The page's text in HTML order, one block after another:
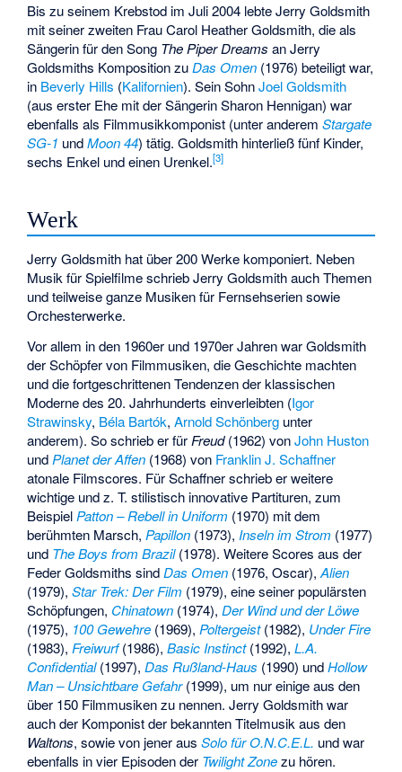
Bis zu seinem Krebstod im Juli 2004 lebte Jerry Goldsmith
mit seiner zweiten FrauCarol Heather Goldsmith, die als
Sängerin für den Song The Piper Dreams an Jerry
Goldsmiths Komposition zuDas Omen (1976) beteiligt war,
in Beverly Hills (Kalifornien). Sein SohnJoel Goldsmith
(aus erster Ehe mit der SängerinSharon Hennigan) war
ebenfalls als Filmmusikkomponist (unter anderemStargate
SG-1 undMoon 44) tätig. Goldsmith hinterließ fünf Kinder,
sechs Enkel und einen Urenkel.[3]
Werk
Jerry Goldsmith hat über 200 Werke komponiert. Neben
Musik für Spielfilme schrieb Jerry Goldsmith auch Themen
und teilweise ganze Musiken für Fernsehserien sowie
Orchesterwerke.
Vor allem in den 1960er und 1970er Jahren war Goldsmith
der Schöpfer von Filmmusiken, die Geschichte machten
und die fortgeschrittenen Tendenzen der klassischen
Moderne des 20. Jahrhunderts einverleibten (Igor
Strawinsky, Béla Bartók,Arnold Schönberg unter
anderem). So schrieb er fürFreud(1962) vonJohn Huston
undPlanet der Affen (1968) von Franklin J. Schaffner
atonale Filmscores. Für Schaffner schrieb er weitere
wichtige und z. T. stilistisch innovative Partituren, zum
BeispielPatton – Rebell in Uniform (1970) mit dem
berühmten Marsch,Papillon (1973),Inseln im Strom (1977)
und The Boys from Brazil(1978). Weitere Scores aus der
Feder Goldsmiths sindDas Omen (1976, Oscar),Alien
(1979),Star Trek: Der Film (1979), eine seiner populärsten
Schöpfungen, Chinatown (1974),Der Wind und der Löwe
(1975), 100 Gewehre (1969),Poltergeist(1982), Under Fire
(1983),Freiwurf(1986),Basic Instinct(1992),L.A.
Confidential(1997),Das Rußland-Haus (1990) undHollow
Man – Unsichtbare Gefahr(1999), um nur einige aus den
über 150 Filmmusiken zu nennen. Jerry Goldsmith war
auch der Komponist der bekannten Titelmusik aus den
Waltons, sowie von jener ausSolo für O.N.C.E.L. und war
ebenfalls in vier Episoden der Twilight Zonezu hören.